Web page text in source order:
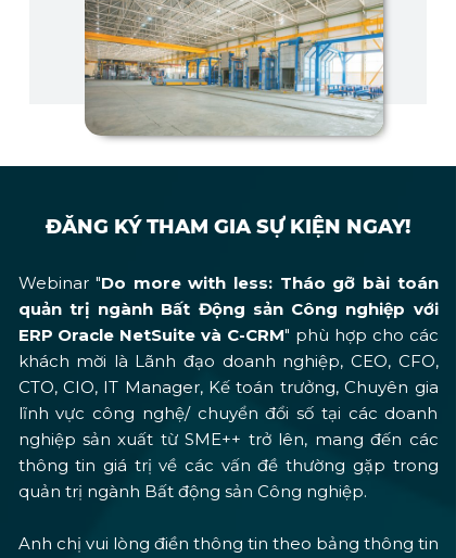
ĐĂNG KÝ THAM GIA SỰ KIỆN NGAY!
Webinar "Do more with less: Tháo gỡ bài toán
quản trị ngành Bất Động sản Công nghiệp với
ERP Oracle NetSuite và C-CRM" phù hợp cho các
khách mời là Lãnh đạo doanh nghiệp, CEO, CFO,
CTO, CIO, IT Manager, Kế toán trưởng, Chuyên gia
lĩnh vực công nghệ/ chuyển đổi số tại các doanh
nghiệp sản xuất từ SME++ trở lên, mang đến các
thông tin giá trị về các vấn đề thường gặp trong
quản trị ngành Bất động sản Công nghiệp.
Anh chị vui lòng điền thông tin theo bảng thông tin